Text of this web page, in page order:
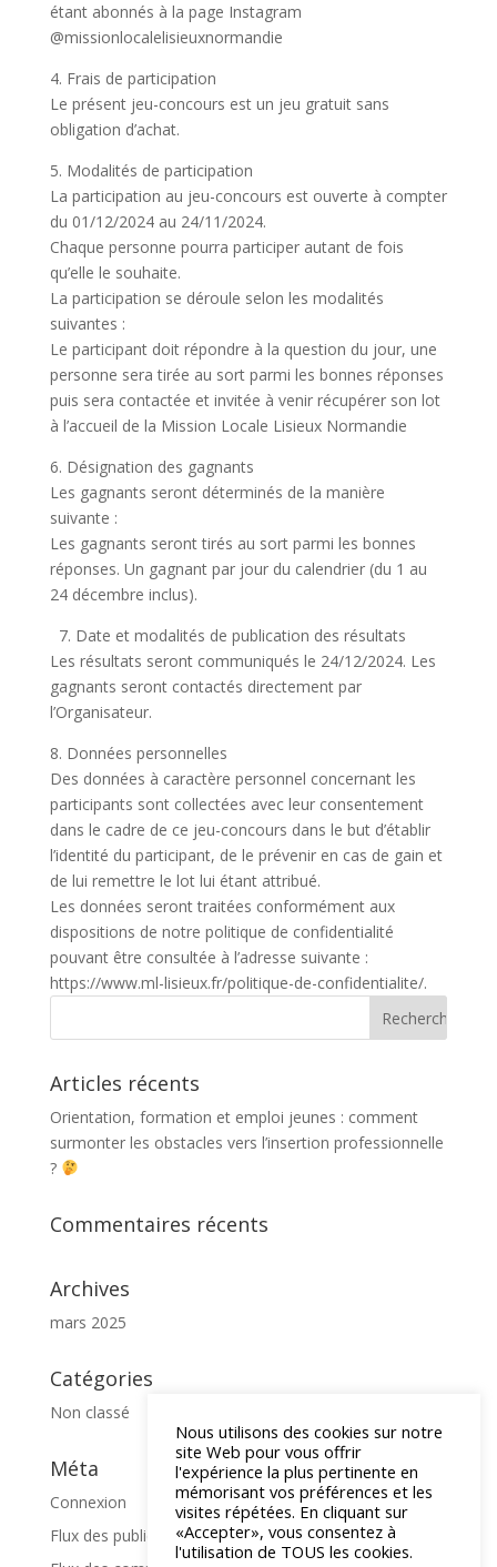
étant abonnés à la page Instagram
@missionlocalelisieuxnormandie
4. Frais de participation
Le présent jeu-concours est un jeu gratuit sans
obligation d’achat.
5. Modalités de participation
La participation au jeu-concours est ouverte à compter
du 01/12/2024 au 24/11/2024.
Chaque personne pourra participer autant de fois
qu’elle le souhaite.
La participation se déroule selon les modalités
suivantes :
Le participant doit répondre à la question du jour, une
personne sera tirée au sort parmi les bonnes réponses
puis sera contactée et invitée à venir récupérer son lot
à l’accueil de la Mission Locale Lisieux Normandie
6. Désignation des gagnants
Les gagnants seront déterminés de la manière
suivante :
Les gagnants seront tirés au sort parmi les bonnes
réponses. Un gagnant par jour du calendrier (du 1 au
24 décembre inclus).
7. Date et modalités de publication des résultats
Les résultats seront communiqués le 24/12/2024. Les
gagnants seront contactés directement par
l’Organisateur.
8. Données personnelles
Des données à caractère personnel concernant les
participants sont collectées avec leur consentement
dans le cadre de ce jeu-concours dans le but d’établir
l’identité du participant, de le prévenir en cas de gain et
de lui remettre le lot lui étant attribué.
Les données seront traitées conformément aux
dispositions de notre politique de confidentialité
pouvant être consultée à l’adresse suivante :
https://www.ml-lisieux.fr/politique-de-confidentialite/.
Articles récents
Orientation, formation et emploi jeunes : comment
surmonter les obstacles vers l’insertion professionnelle
?
Commentaires récents
Archives
mars 2025
Catégories
Non classé
Méta
Connexion
Flux des publications
Nous utilisons des cookies sur notre
site Web pour vous offrir
l'expérience la plus pertinente en
mémorisant vos préférences et les
visites répétées. En cliquant sur
«Accepter», vous consentez à
l'utilisation de TOUS les cookies.